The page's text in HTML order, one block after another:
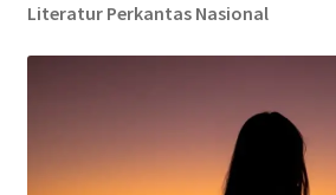
Literatur Perkantas Nasional